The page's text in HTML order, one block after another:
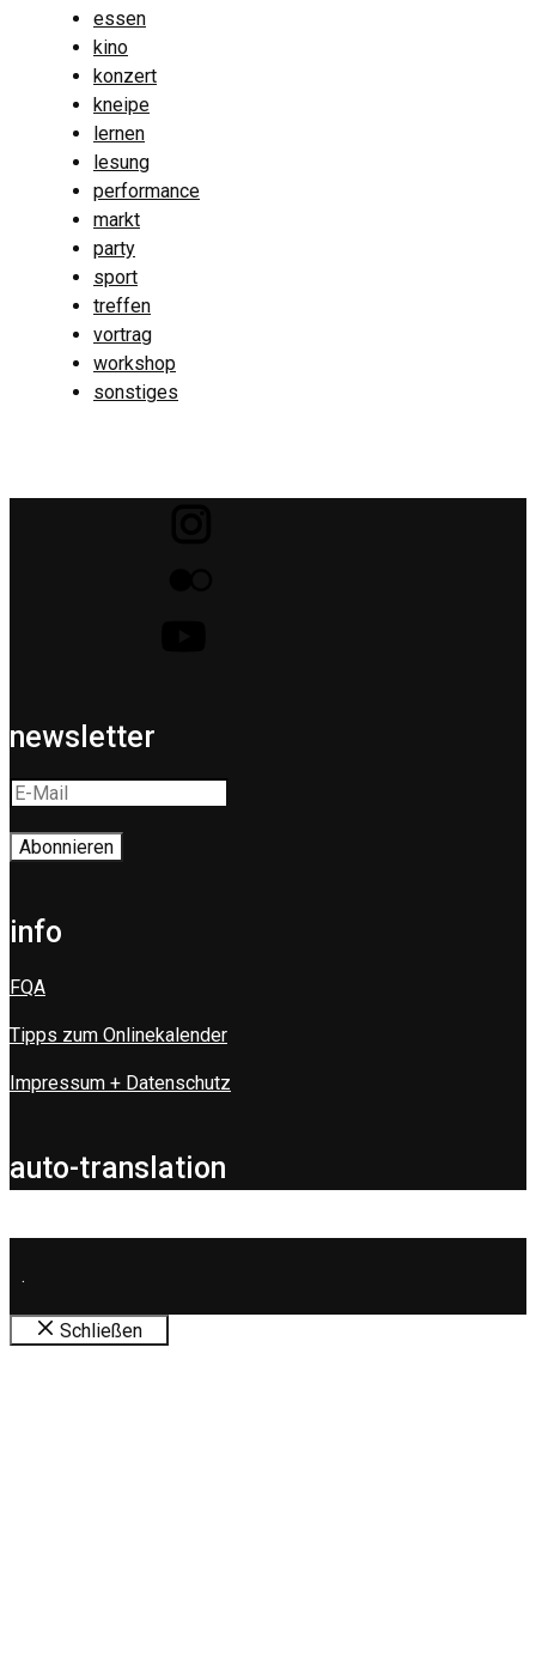
essen
kino
konzert
kneipe
lernen
lesung
performance
markt
party
sport
treffen
vortrag
workshop
sonstiges
newsletter
info
FQA
Tipps zum Onlinekalender
Impressum + Datenschutz
auto-translation
.
Schließen